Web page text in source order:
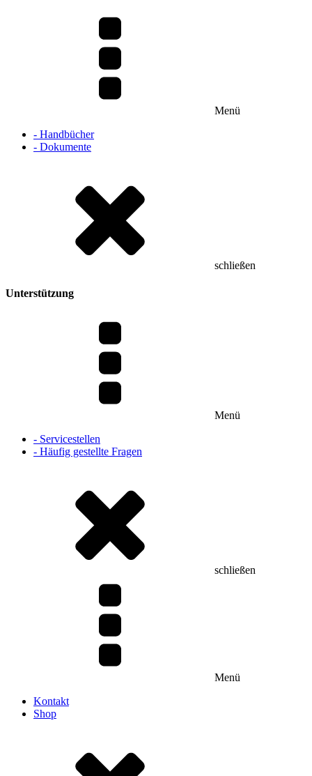
Menü
- Handbücher
- Dokumente
schließen
Unterstützung
Menü
- Servicestellen
- Häufig gestellte Fragen
schließen
Menü
Kontakt
Shop